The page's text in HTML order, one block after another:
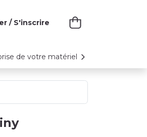
/ S'inscrire
de votre matériel